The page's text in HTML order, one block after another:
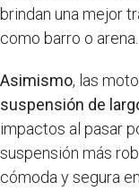
brindan una mejor
como barro o arena.
Asimismo, las
suspensión de
impactos al pasar
suspensión más
cómoda y segura